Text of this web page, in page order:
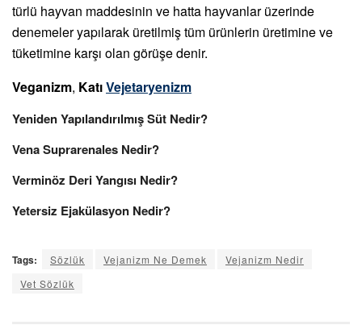
türlü hayvan maddesinin ve hatta hayvanlar üzerinde
denemeler yapılarak üretilmiş tüm ürünlerin üretimine ve
tüketimine karşı olan görüşe denir.
Veganizm, KatıVejetaryenizm
Yeniden Yapılandırılmış Süt Nedir?
Vena Suprarenales Nedir?
Verminöz Deri Yangısı Nedir?
Yetersiz Ejakülasyon Nedir?
Tags: Sözlük Vejanizm Ne Demek
Vejanizm Nedir
Vet Sözlük